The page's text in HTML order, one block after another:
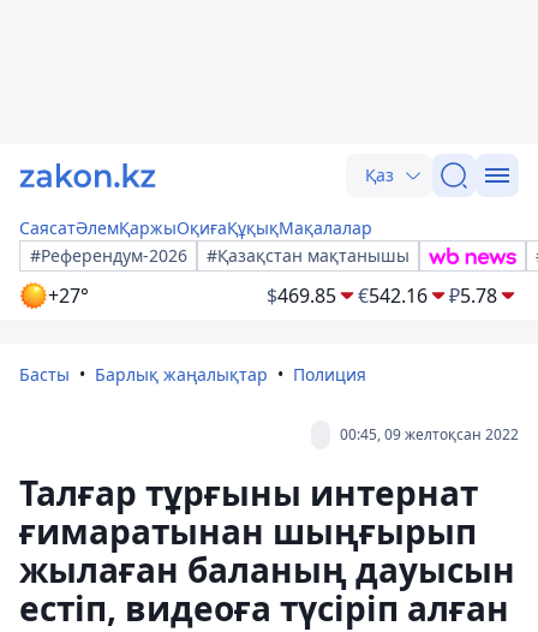
Қаз
СаясатӘлемҚаржыОқиғаҚұқықМақалалар
#Референдум-2026
#Қазақстан мақтанышы
+27° $469.85 €542.16 ₽5.78
Басты Барлық жаңалықтар Полиция
00:45, 09 желтоқсан 2022
Талғар тұрғыны интернат
ғимаратынан шыңғырып
жылаған баланың дауысын
естіп, видеоға түсіріп алған